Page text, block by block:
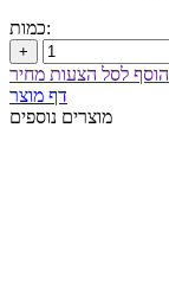
כמות:
+
הוסף לסל הצעות מחיר
דף מוצר
מוצרים נוספים